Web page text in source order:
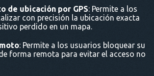
de ubicación por GPS: Permite a los
con precisión la ubicación exacta
perdido en un mapa.
: Permite a los usuarios bloquear su
forma remota para evitar el acceso no